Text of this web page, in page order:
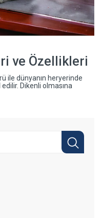
ve Özellikleri
ile dünyanın heryerinde
Dikenli olmasına